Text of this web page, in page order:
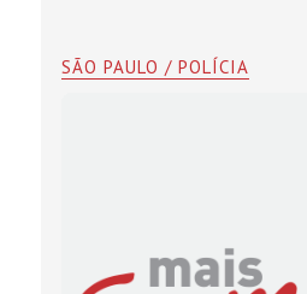
SÃO PAULO / POLÍCIA